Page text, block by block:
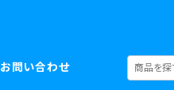
お問い合わせ